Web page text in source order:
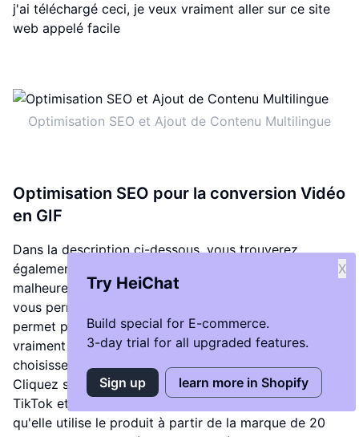
j'ai téléchargé ceci, je veux vraiment aller sur ce site
web appelé facile
Optimisation SEO et Ajout de Contenu Multilingue
Optimisation SEO pour la conversion Vidéo
en GIF
Dans la description ci-dessous, vous trouverez
également EasyGIF.com. Cliquez sur Video to GIF car
malheureusement, Shopify, surtout pour ce thème,
vous permet de sélectionner une image, mais ne vous
permet pas de sélectionner une vidéo, et nous voulons
vraiment une vidéo. Allez sur EasyGIF.com, et
choisissez la vidéo que vous venez de télécharger.
Cliquez sur Télécharger la vidéo. Je vais aller sur ce
TikTok et voir quel extrait je veux utiliser. Il semble
qu'elle utilise le produit à partir de la marque de 20
Try HeiChat
Build special for E-commerce.
3-day trial for all upgraded features.
X
Sign up learn more in Shopify